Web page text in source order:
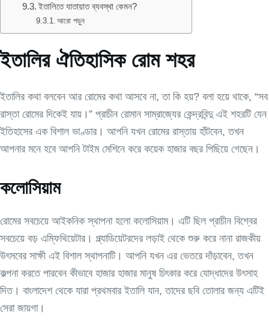
ইতালিতে যাতায়াত ব্যবস্থা কেমন?
আরো পড়ুন
ইতালির ঐতিহাসিক রোম শহর
ইতালির কথা বলবেন আর রোমের কথা আসবে না, তা কি হয়? বলা হয়ে থাকে, “সব
রাস্তা রোমের দিকেই যায়।” প্রাচীন রোমান সাম্রাজ্যের কেন্দ্রবিন্দু এই শহরটি যেন
ইতিহাসের এক বিশাল ভাণ্ডার। আপনি যখন রোমের রাস্তায় হাঁটবেন, তখন
আপনার মনে হবে আপনি টাইম মেশিনে করে কয়েক হাজার বছর পিছিয়ে গেছেন।
কলোসিয়াম
রোমের সবচেয়ে আইকনিক স্থাপনা হলো কলোসিয়াম। এটি ছিল প্রাচীন বিশ্বের
সবচেয়ে বড় এম্ফিথিয়েটার। গ্ল্যাডিয়েটরদের লড়াই থেকে শুরু করে নানা রাজকীয়
উৎসবের সাক্ষী এই বিশাল স্থাপনাটি। আপনি যখন এর ভেতরে দাঁড়াবেন, তখন
কল্পনা করতে পারবেন কীভাবে হাজার হাজার মানুষ চিৎকার করে যোদ্ধাদের উৎসাহ
দিত। বাংলাদেশ থেকে যারা প্রথমবার ইতালি যান, তাদের ছবি তোলার জন্য এটিই
সেরা জায়গা।